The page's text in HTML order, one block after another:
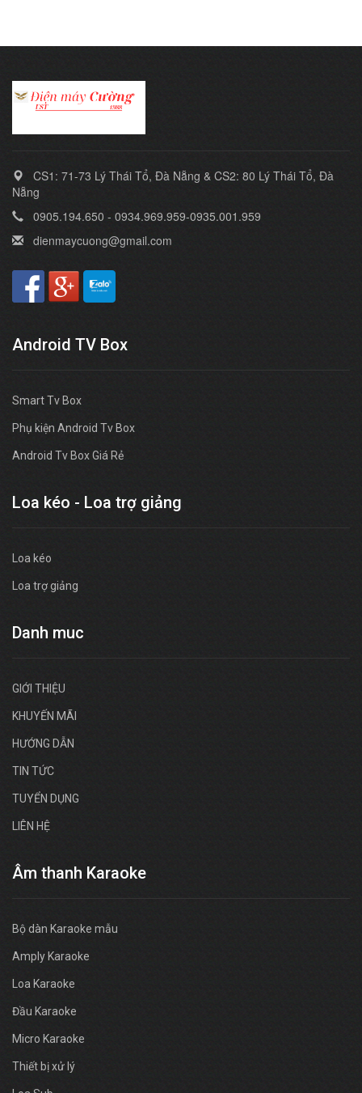
CS1: 71-73 Lý Thái Tổ, Đà Nẵng & CS2: 80 Lý Thái Tổ, Đà
Nẵng
0905.194.650 - 0934.969.959-0935.001.959
dienmaycuong@gmail.com
Android TV Box
Smart Tv Box
Phụ kiện Android Tv Box
Android Tv Box Giá Rẻ
Loa kéo - Loa trợ giảng
Loa kéo
Loa trợ giảng
Danh muc
GIỚI THIỆU
KHUYẾN MÃI
HƯỚNG DẪN
TIN TỨC
TUYỂN DỤNG
LIÊN HỆ
Âm thanh Karaoke
Bộ dàn Karaoke mẫu
Amply Karaoke
Loa Karaoke
Đầu Karaoke
Micro Karaoke
Thiết bị xử lý